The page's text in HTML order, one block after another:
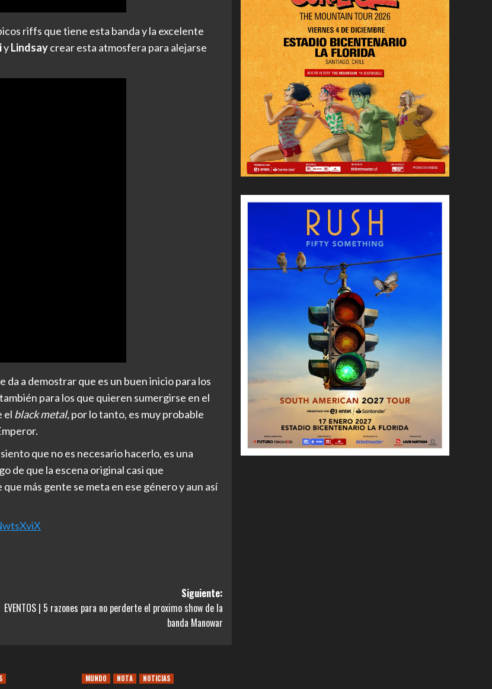
riffs que tiene esta banda y la excelente
yLindsaycrear esta atmosfera para alejarse
da a demostrar que es un buen inicio para los
para los que quieren sumergirse en el
el black metal,por lo tanto, es muy probable
que no es necesario hacerlo, es una
de que la escena original casi que
más gente se meta en ese género y aun así
Siguiente:
EVENTOS | 5 razones para no perderte el proximo show de la
banda Manowar
MUNDO NOTA NOTICIAS